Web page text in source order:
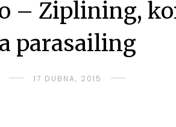
– Ziplining,
a parasailing
17 DUBNA, 2015